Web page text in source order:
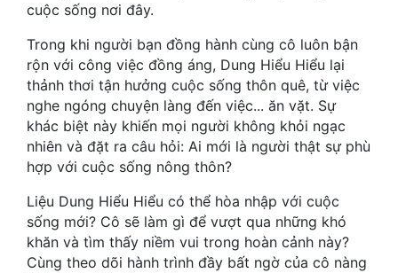
Khoa Huyễn
Khoa Huyễn Không Gian
Kinh Dị
Kiếm Hiệp
Kỳ Huyễn
Linh Dị
Làm Giàu
cuộc sống nơi đây.
Trong khi người bạn đồng hành cùng cô luôn bận
rộn với công việc đồng áng, Dung Hiểu Hiểu lại
thảnh thơi tận hưởng cuộc sống thôn quê, từ việc
nghe ngóng chuyện làng đến việc... ăn vặt. Sự
khác biệt này khiến mọi người không khỏi ngạc
nhiên và đặt ra câu hỏi: Ai mới là người thật sự phù
hợp với cuộc sống nông thôn?
Liệu Dung Hiểu Hiểu có thể hòa nhập với cuộc
sống mới? Cô sẽ làm gì để vượt qua những khó
khăn và tìm thấy niềm vui trong hoàn cảnh này?
Cùng theo dõi hành trình đầy bất ngờ của cô nàng